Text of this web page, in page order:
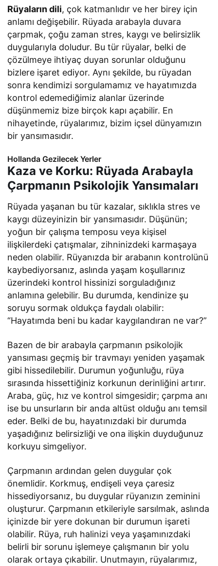
Rüyaların dili, çok katmanlıdır ve her birey için
anlamı değişebilir. Rüyada arabayla duvara
çarpmak, çoğu zaman stres, kaygı ve belirsizlik
duygularıyla doludur. Bu tür rüyalar, belki de
çözülmeye ihtiyaç duyan sorunlar olduğunu
bizlere işaret ediyor. Aynı şekilde, bu rüyadan
sonra kendimizi sorgulamamız ve hayatımızda
kontrol edemediğimiz alanlar üzerinde
düşünmemiz bize birçok kapı açabilir. En
nihayetinde, rüyalarımız, bizim içsel dünyamızın
bir yansımasıdır.
Hollanda Gezilecek Yerler
Kaza ve Korku: Rüyada Arabayla
Çarpmanın Psikolojik Yansımaları
Rüyada yaşanan bu tür kazalar, sıklıkla stres ve
kaygı düzeyinizin bir yansımasıdır. Düşünün;
yoğun bir çalışma temposu veya kişisel
ilişkilerdeki çatışmalar, zihninizdeki karmaşaya
neden olabilir. Rüyanızda bir arabanın kontrolünü
kaybediyorsanız, aslında yaşam koşullarınız
üzerindeki kontrol hissinizi sorguladığınız
anlamına gelebilir. Bu durumda, kendinize şu
soruyu sormak oldukça faydalı olabilir:
“Hayatımda beni bu kadar kaygılandıran ne var?”
Bazen de bir arabayla çarpmanın psikolojik
yansıması geçmiş bir travmayı yeniden yaşamak
gibi hissedilebilir. Durumun yoğunluğu, rüya
sırasında hissettiğiniz korkunun derinliğini artırır.
Araba, güç, hız ve kontrol simgesidir; çarpma anı
ise bu unsurların bir anda altüst olduğu anı temsil
eder. Belki de bu, hayatınızdaki bir durumda
yaşadığınız belirsizliği ve ona ilişkin duyduğunuz
korkuyu simgeliyor.
Çarpmanın ardından gelen duygular çok
önemlidir. Korkmuş, endişeli veya çaresiz
hissediyorsanız, bu duygular rüyanızın zeminini
oluşturur. Çarpmanın etkileriyle sarsılmak, aslında
içinizde bir yere dokunan bir durumun işareti
olabilir. Rüya, ruh halinizi veya yaşamınızdaki
belirli bir sorunu işlemeye çalışmanın bir yolu
olarak ortaya çıkabilir. Unutmayın, rüyalarımız,